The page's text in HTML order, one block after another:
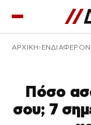
ΑΡΧΙΚΉ
Πόσο
σου; 7